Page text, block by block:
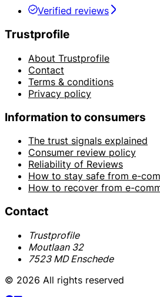
Verified reviews
Trustprofile
About Trustprofile
Contact
Terms & conditions
Privacy policy
Information to consumers
The trust signals explained
Consumer review policy
Reliability of Reviews
How to stay safe from e-
How to recover from e-
Contact
Trustprofile
Moutlaan 32
7523 MD Enschede
© 2026 All rights reserved